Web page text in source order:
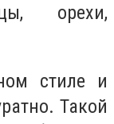
орехи,
стиле и
Такой